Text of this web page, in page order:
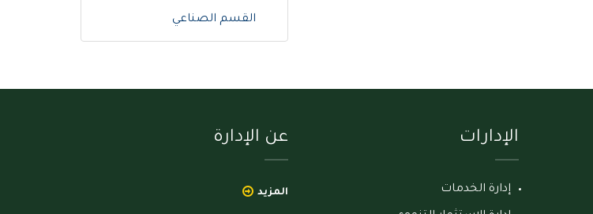
القسم الصناعي
الإدارات
إدارة الخدمات
عن الإدارة
المزيد